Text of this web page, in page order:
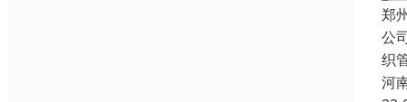
郑
公
织
河